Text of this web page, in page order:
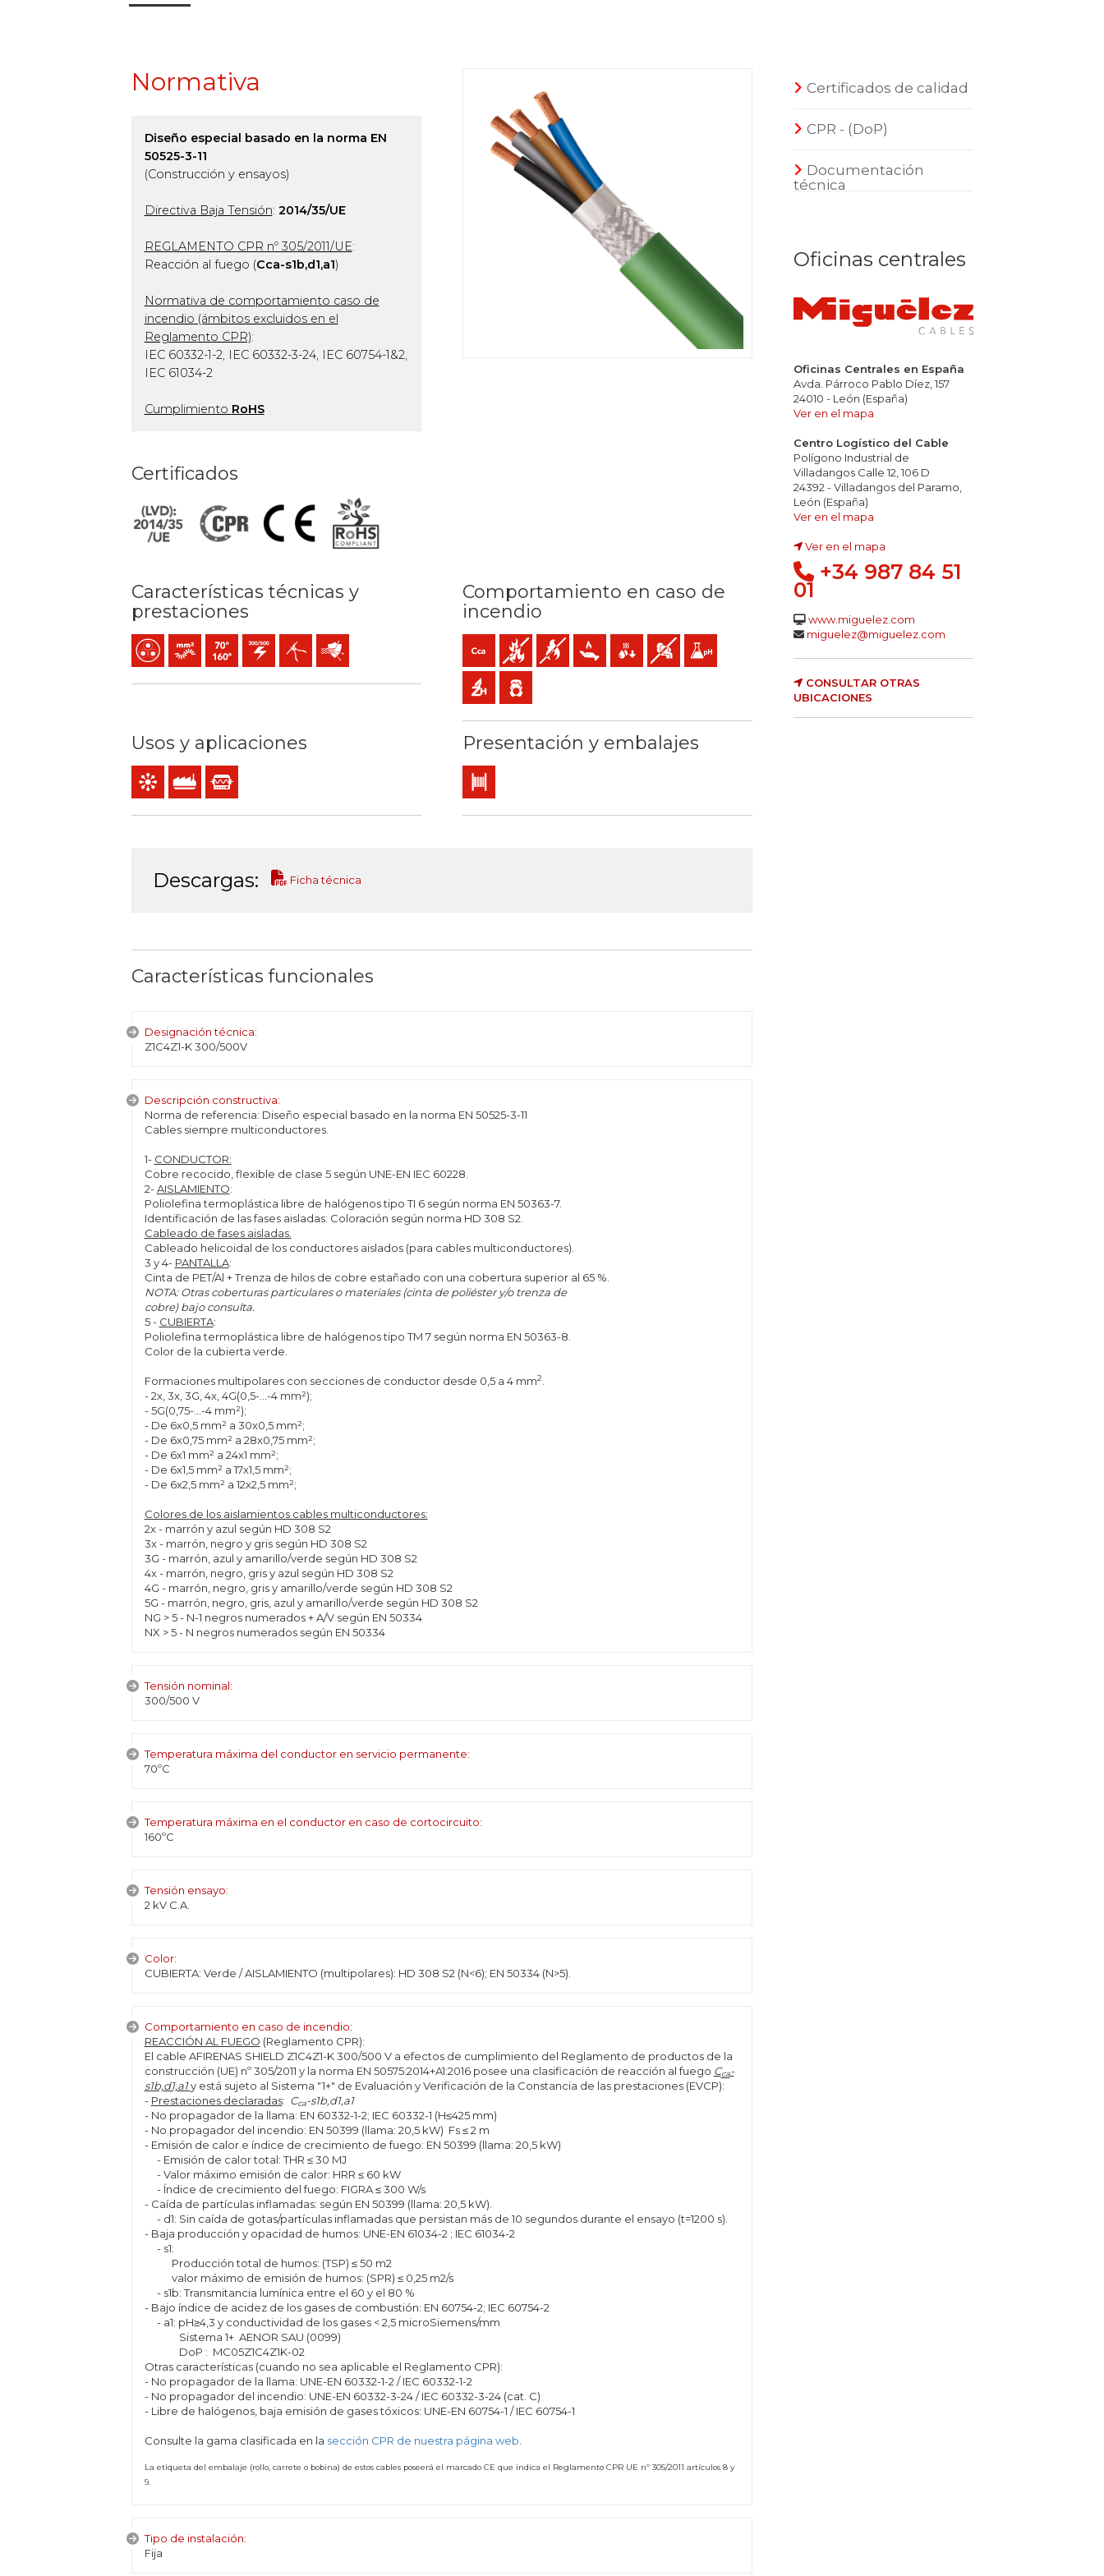
Normativa
Diseño especial basado en la norma EN
50525-3-11
(Construcción y ensayos)
Directiva Baja Tensión: 2014/35/UE
REGLAMENTO CPR nº 305/2011/UE:
Reacción al fuego (Cca-s1b,d1,a1)
Normativa de comportamiento caso de
incendio (ámbitos excluidos en el
Reglamento CPR):
IEC 60332-1-2, IEC 60332-3-24, IEC 60754-1&2,
IEC 61034-2
Cumplimiento RoHS
Certificados
Características técnicas y
prestaciones
MultipolarConductor flexible (clase 5) mm2
Temperatura máx. servicio: 70ºC / 160ºC
300 / 500 V C.A.
Fácil peladoProtección frente a perturbaciones electromagnéticas
Comportamiento en caso de
incendio
Cca-s1b,d1,a1 (reacción al fuego)
No propagador de incendio
No propagador de la llama
Baja emisión de calor
Reducida caída de gotas inflamables
Baja emisión y opacidad de los humos
Baja acidez y conductividad gases: pH<4,3 2,5 µS/mm
Libre de halógenos
Baja emisión de gases tóxicos
Usos y aplicaciones
Mando y control
Uso industrialInstrumentación
Presentación y embalajes
Bobina
Descargas: Ficha técnica
Características funcionales
Designación técnica:
Z1C4Z1-K 300/500V
Descripción constructiva:
Norma de referencia: Diseño especial basado en la norma EN 50525-3-11
Cables siempre multiconductores.
1- CONDUCTOR:
Cobre recocido, flexible de clase 5 según UNE-EN IEC 60228.
2-AISLAMIENTO:
Poliolefina termoplástica libre de halógenos tipo TI 6 según norma EN 50363-7.
Identificación de las fases aisladas: Coloración según norma HD 308 S2.
Cableado de fases aisladas.
Cableado helicoidal de los conductores aislados (para cables multiconductores).
3 y 4- PANTALLA:
Cinta de PET/Al + Trenza de hilos de cobre estañado con una cobertura superior al 65 %.
NOTA: Otras coberturas particulares o materiales (cinta de poliéster y/o trenza de
cobre) bajo consulta.
5 - CUBIERTA:
Poliolefina termoplástica libre de halógenos tipo TM 7 según norma EN 50363-8.
Color de la cubierta verde.
Formaciones multipolares con secciones de conductor desde 0,5 a 4 mm2.
- 2x, 3x, 3G, 4x, 4G(0,5-...-4 mm²);
- 5G(0,75-...-4 mm²);
- De 6x0,5 mm² a 30x0,5 mm²;
- De 6x0,75 mm² a 28x0,75 mm²;
- De 6x1 mm² a 24x1 mm²;
- De 6x1,5 mm² a 17x1,5 mm²;
- De 6x2,5 mm² a 12x2,5 mm²;
Colores de los aislamientos cables multiconductores:
2x - marrón y azul según HD 308 S2
3x - marrón, negro y gris según HD 308 S2
3G - marrón, azul y amarillo/verde según HD 308 S2
4x - marrón, negro, gris y azul según HD 308 S2
4G - marrón, negro, gris y amarillo/verde según HD 308 S2
5G - marrón, negro, gris, azul y amarillo/verde según HD 308 S2
NG > 5 - N-1 negros numerados + A/V según EN 50334
NX > 5 - N negros numerados según EN 50334
Tensión nominal:
300/500 V
Temperatura máxima del conductor en servicio permanente:
70ºC
Temperatura máxima en el conductor en caso de cortocircuito:
160ºC
Tensión ensayo:
2 kV C.A.
Color:
CUBIERTA: Verde / AISLAMIENTO (multipolares): HD 308 S2 (N<6); EN 50334 (N>5).
Comportamiento en caso de incendio:
REACCIÓN AL FUEGO (Reglamento CPR):
El cable AFIRENAS SHIELD Z1C4Z1-K 300/500 V a efectos de cumplimiento del Reglamento de productos de la
construcción (UE) nº 305/2011 y la norma EN 50575:2014+A1:2016 posee una clasificación de reacción al fuego Cca-
s1b,d1,a1y está sujeto al Sistema "1+" de Evaluación y Verificación de la Constancia de las prestaciones (EVCP):
- Prestaciones declaradas: Cca-s1b,d1,a1
- No propagador de la llama: EN 60332-1-2; IEC 60332-1 (H≤425 mm)
- No propagador del incendio: EN 50399 (llama: 20,5 kW) Fs ≤ 2 m
- Emisión de calor e índice de crecimiento de fuego: EN 50399 (llama: 20,5 kW)
- Emisión de calor total: THR ≤ 30 MJ
- Valor máximo emisión de calor: HRR ≤ 60 kW
- Índice de crecimiento del fuego: FIGRA ≤ 300 W/s
- Caída de partículas inflamadas: según EN 50399 (llama: 20,5 kW).
- d1: Sin caída de gotas/partículas inflamadas que persistan más de 10 segundos durante el ensayo (t=1200 s).
- Baja producción y opacidad de humos: UNE-EN 61034-2 ; IEC 61034-2
- s1:
Producción total de humos: (TSP) ≤ 50 m2
valor máximo de emisión de humos: (SPR) ≤ 0,25 m2/s
- s1b: Transmitancia lumínica entre el 60 y el 80 %
- Bajo índice de acidez de los gases de combustión: EN 60754-2; IEC 60754-2
- a1: pH≥4,3 y conductividad de los gases < 2,5 microSiemens/mm
Sistema 1+ AENOR SAU (0099)
DoP : MC05Z1C4Z1K-02
Otras características (cuando no sea aplicable el Reglamento CPR):
- No propagador de la llama: UNE-EN 60332-1-2 / IEC 60332-1-2
- No propagador del incendio: UNE-EN 60332-3-24 / IEC 60332-3-24 (cat. C)
- Libre de halógenos, baja emisión de gases tóxicos: UNE-EN 60754-1 / IEC 60754-1
Consulte la gama clasificada en la sección CPR de nuestra página web
La etiqueta del embalaje (rollo, carrete o bobina) de estos cables poseerá el marcado CE que indica el Reglamento CPR UE nº 305/2011 artículos 8 y
9.
Tipo de instalación:
Fija
Certificados de calidad
CPR - (DoP)
Documentación
técnica
Oficinas centrales
Oficinas Centrales en España
Avda. Párroco Pablo Díez, 157
24010 - León (España)
Ver en el mapa
Centro Logístico del Cable
Polígono Industrial de
Villadangos Calle 12, 106 D
24392 - Villadangos del Paramo,
León (España)
Ver en el mapa
Ver en el mapa
+34 987 84 51
01
www.miguelez.com
miguelez@miguelez.com
CONSULTAR OTRAS
UBICACIONES